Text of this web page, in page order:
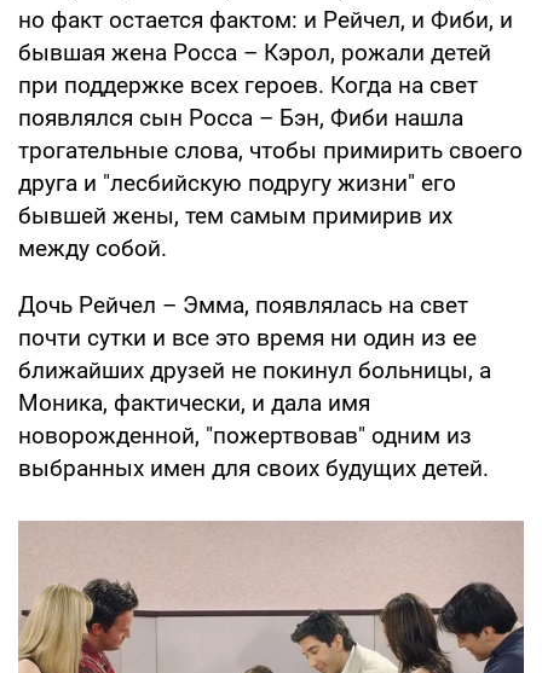
но факт остается фактом: и Рейчел, и Фиби, и
бывшая жена Росса – Кэрол, рожали детей
при поддержке всех героев. Когда на свет
появлялся сын Росса – Бэн, Фиби нашла
трогательные слова, чтобы примирить своего
друга и "лесбийскую подругу жизни" его
бывшей жены, тем самым примирив их
между собой.
Дочь Рейчел – Эмма, появлялась на свет
почти сутки и все это время ни один из ее
ближайших друзей не покинул больницы, а
Моника, фактически, и дала имя
новорожденной, "пожертвовав" одним из
выбранных имен для своих будущих детей.